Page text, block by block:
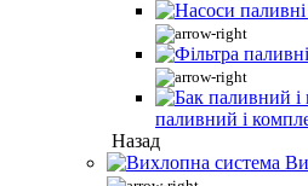
паливний і
Назад